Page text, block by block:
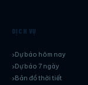
DỊCH VỤ
Dự báo hôm nay
Dự báo 7 ngày
Bản đồ thời tiết